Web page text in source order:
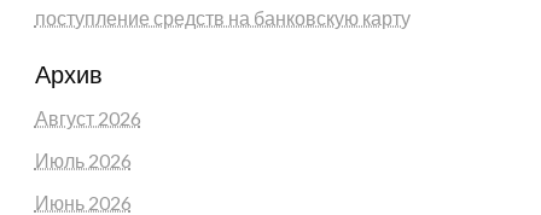
поступление средств на банковскую карту
Архив
Август 2026
Июль 2026
Июнь 2026